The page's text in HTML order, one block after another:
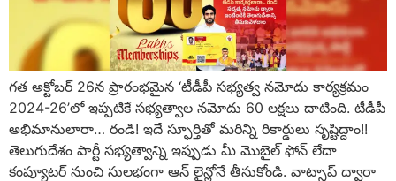
గత అక్టోబర్ 26న ప్రారంభమైన ‘టీడీపీ సభ్యత్వ నమోదు కార్యక్రమం
2024-26’లో ఇప్పటికే సభ్యత్వాల నమోదు 60 లక్షలు దాటింది. టీడీపీ
అభిమానులారా… రండి! ఇదే స్ఫూర్తితో మరిన్ని రికార్డులు సృష్టిద్దాం!!
తెలుగుదేశం పార్టీ సభ్యత్వాన్ని ఇప్పుడు మీ మొబైల్ ఫోన్ లేదా
కంప్యూటర్ నుంచి సులభంగా ఆన్ లైన్లోనే తీసుకోండి. వాట్సాప్ ద్వారా